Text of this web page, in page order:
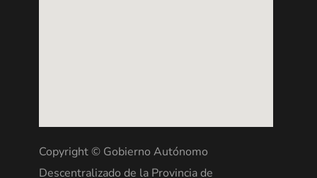
Copyright © Gobierno Autónomo
Descentralizado de la Provincia de